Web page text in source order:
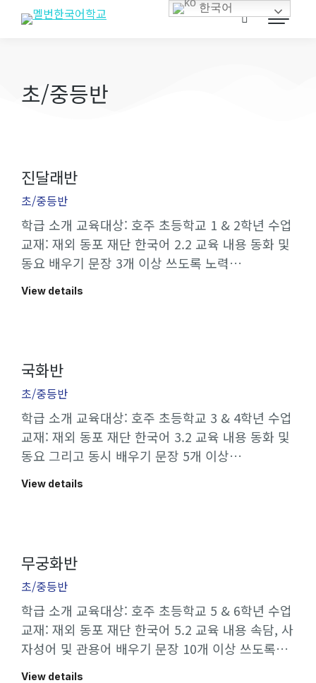
초/중등반
진달래반
초/중등반
학급 소개 교육대상: 호주 초등학교 1 & 2학년 수업
교재: 재외 동포 재단 한국어 2.2 교육 내용 동화 및
동요 배우기 문장 3개 이상 쓰도록 노력…
View details
국화반
초/중등반
학급 소개 교육대상: 호주 초등학교 3 & 4학년 수업
교재: 재외 동포 재단 한국어 3.2 교육 내용 동화 및
동요 그리고 동시 배우기 문장 5개 이상…
View details
무궁화반
초/중등반
학급 소개 교육대상: 호주 초등학교 5 & 6학년 수업
교재: 재외 동포 재단 한국어 5.2 교육 내용 속담, 사
자성어 및 관용어 배우기 문장 10개 이상 쓰도록…
View details
한국어